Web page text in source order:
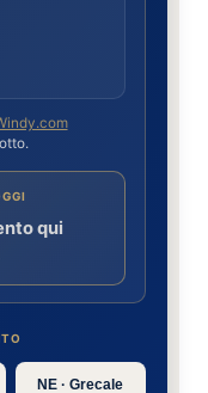
qui
NE · Grecale